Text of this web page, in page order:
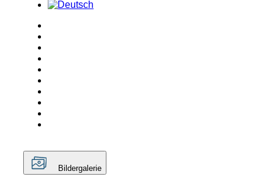
Bildergalerie